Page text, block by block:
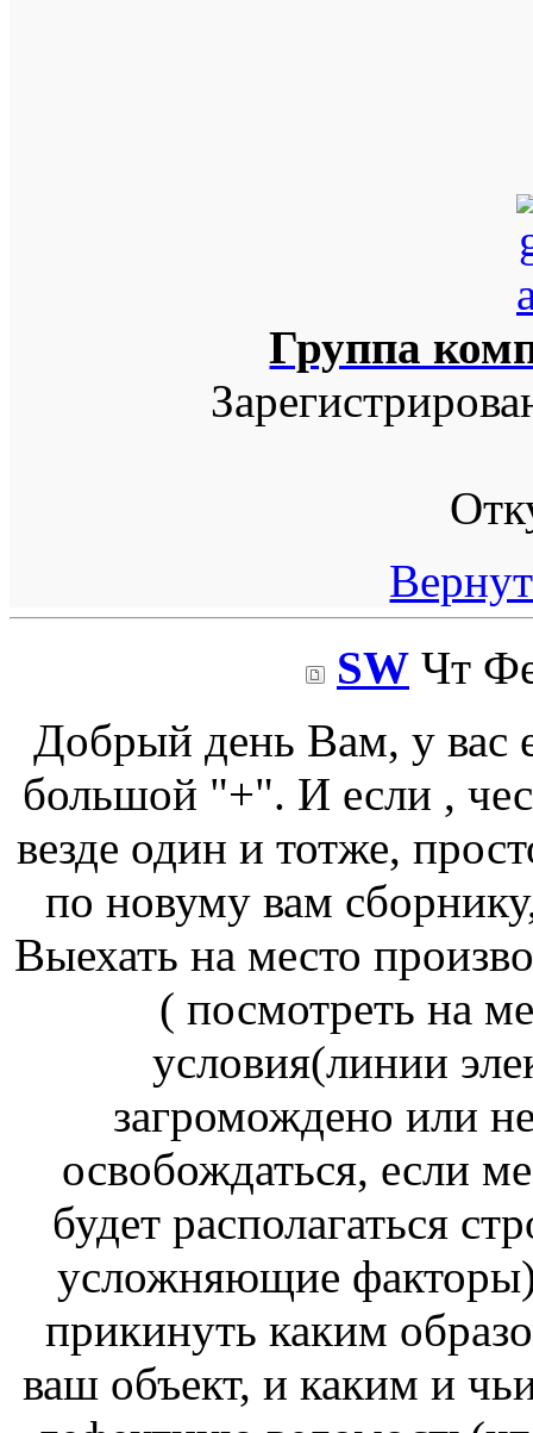
Группа
SW Чт
Добрый день Вам, у вас
большой "+". И если ,
везде один и тотже,
по новуму вам
Выехать на место
( посмотреть на
условия(линии
загромождено или
освобождаться, если
будет располагаться
усложняющие
прикинуть каким
ваш объект, и каким и